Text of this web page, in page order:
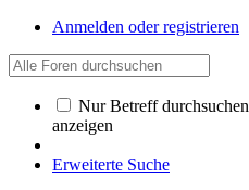
Anmelden oder registrieren
Nur Betreff durchsuchen
anzeigen
Erweiterte Suche